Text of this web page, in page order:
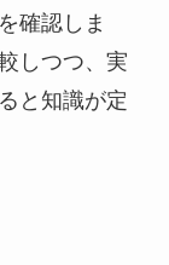
確認しま
しつつ、実
と知識が定